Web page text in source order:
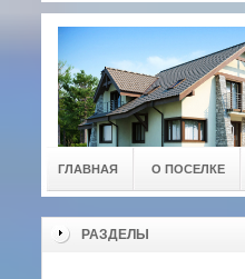
ГЛАВНАЯ О ПОСЕЛКЕ
РАЗДЕЛЫ